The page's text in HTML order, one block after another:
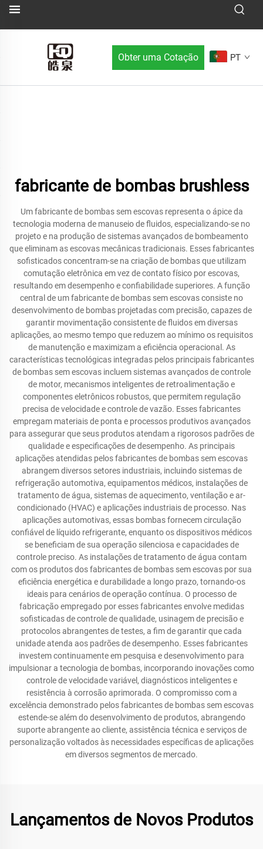
Obter uma Cotação PT
fabricante de bombas brushless
Um fabricante de bombas sem escovas representa o ápice da
tecnologia moderna de manuseio de fluidos, especializando-se no
projeto e na produção de sistemas avançados de bombeamento
que eliminam as escovas mecânicas tradicionais. Esses fabricantes
sofisticados concentram-se na criação de bombas que utilizam
comutação eletrônica em vez de contato físico por escovas,
resultando em desempenho e confiabilidade superiores. A função
central de um fabricante de bombas sem escovas consiste no
desenvolvimento de bombas projetadas com precisão, capazes de
garantir movimentação consistente de fluidos em diversas
aplicações, ao mesmo tempo que reduzem ao mínimo os requisitos
de manutenção e maximizam a eficiência operacional. As
características tecnológicas integradas pelos principais fabricantes
de bombas sem escovas incluem sistemas avançados de controle
de motor, mecanismos inteligentes de retroalimentação e
componentes eletrônicos robustos, que permitem regulação
precisa de velocidade e controle de vazão. Esses fabricantes
empregam materiais de ponta e processos produtivos avançados
para assegurar que seus produtos atendam a rigorosos padrões de
qualidade e especificações de desempenho. As principais
aplicações atendidas pelos fabricantes de bombas sem escovas
abrangem diversos setores industriais, incluindo sistemas de
refrigeração automotiva, equipamentos médicos, instalações de
tratamento de água, sistemas de aquecimento, ventilação e ar-
condicionado (HVAC) e aplicações industriais de processo. Nas
aplicações automotivas, essas bombas fornecem circulação
confiável de líquido refrigerante, enquanto os dispositivos médicos
se beneficiam de sua operação silenciosa e capacidades de
controle preciso. As instalações de tratamento de água contam
com os produtos dos fabricantes de bombas sem escovas por sua
eficiência energética e durabilidade a longo prazo, tornando-os
ideais para cenários de operação contínua. O processo de
fabricação empregado por esses fabricantes envolve medidas
sofisticadas de controle de qualidade, usinagem de precisão e
protocolos abrangentes de testes, a fim de garantir que cada
unidade atenda aos padrões de desempenho. Esses fabricantes
investem continuamente em pesquisa e desenvolvimento para
impulsionar a tecnologia de bombas, incorporando inovações como
controle de velocidade variável, diagnósticos inteligentes e
resistência à corrosão aprimorada. O compromisso com a
excelência demonstrado pelos fabricantes de bombas sem escovas
estende-se além do desenvolvimento de produtos, abrangendo
suporte abrangente ao cliente, assistência técnica e serviços de
personalização voltados às necessidades específicas de aplicações
em diversos segmentos de mercado.
Lançamentos de Novos Produtos